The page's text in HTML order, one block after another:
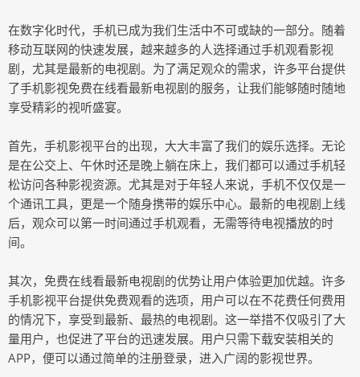
在数字化时代，手机已成为我们生活中不可或缺的一部分。随着
移动互联网的快速发展，越来越多的人选择通过手机观看影视
剧，尤其是最新的电视剧。为了满足观众的需求，许多平台提供
了手机影视免费在线看最新电视剧的服务，让我们能够随时随地
享受精彩的视听盛宴。
首先，手机影视平台的出现，大大丰富了我们的娱乐选择。无论
是在公交上、午休时还是晚上躺在床上，我们都可以通过手机轻
松访问各种影视资源。尤其是对于年轻人来说，手机不仅仅是一
个通讯工具，更是一个随身携带的娱乐中心。最新的电视剧上线
后，观众可以第一时间通过手机观看，无需等待电视播放的时
间。
其次，免费在线看最新电视剧的优势让用户体验更加优越。许多
手机影视平台提供免费观看的选项，用户可以在不花费任何费用
的情况下，享受到最新、最热的电视剧。这一举措不仅吸引了大
量用户，也促进了平台的迅速发展。用户只需下载安装相关的
APP，便可以通过简单的注册登录，进入广阔的影视世界。